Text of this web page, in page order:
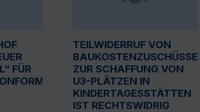
FÜR
TEILWIDERRUF VON
BAUKOSTENZUSCHÜSSEN
ZUR SCHAFFUNG VON
U3-PLÄTZEN IN
KINDERTAGESSTÄTTEN
IST RECHTSWIDRIG